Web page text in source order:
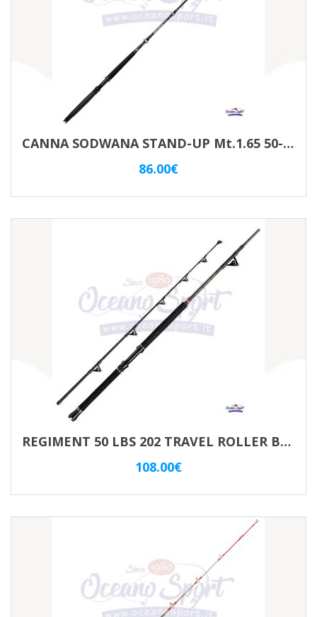
CANNA SODWANA STAND-UP Mt.1.65 50-80LBS
86.00€
REGIMENT 50 LBS 202 TRAVEL ROLLER BOAT
108.00€